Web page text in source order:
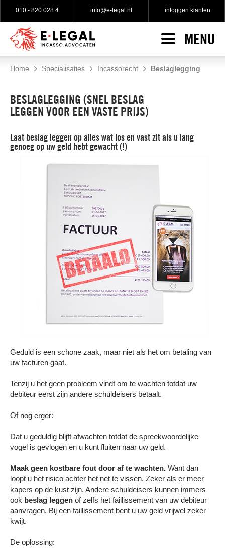
010 - 820 028 4 info@e-legal.nl inloggen klanten
MENU
HOME
INCASSO
No cure no pay incasso
Gerechtelijke incasso
SPECIALISATIES
WAT KLANTEN ZEGGEN
TARIEVEN
OVER E-LEGAL
Onze incasso advocaten
Home Specialisaties Incassorecht Beslaglegging
BESLAGLEGGING (SNEL BESLAG
LEGGEN VOOR EEN VASTE PRIJS)
Laat beslag leggen op alles wat los en vast zit als u lang
genoeg op uw geld hebt gewacht (!)
Geduld is een schone zaak, maar niet als het om betaling van
uw facturen gaat.
Tenzij u het geen probleem vindt om te wachten totdat uw
debiteur eerst zijn andere schuldeisers betaalt.
Of nog erger:
Dat u geduldig blijft afwachten totdat de spreekwoordelijke
vogel is gevlogen en u kunt fluiten naar uw geld.
Maak geen kostbare fout door af te wachten. Want dan
loopt u het risico achter het net te vissen. Zeker als er meer
kapers op de kust zijn. Andere schuldeisers kunnen immers
ook beslag leggen of zelfs het faillissement van uw debiteur
aanvragen. Bij een faillissement bent u uw geld vrijwel zeker
kwijt.
De oplossing: